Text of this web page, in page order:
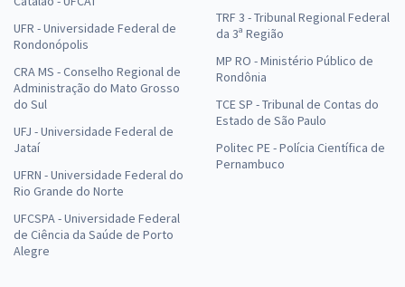
UFR - Universidade Federal de
Rondonópolis
CRA MS - Conselho Regional de
Administração do Mato Grosso
do Sul
UFJ - Universidade Federal de
Jataí
UFRN - Universidade Federal do
Rio Grande do Norte
UFCSPA - Universidade Federal
de Ciência da Saúde de Porto
Alegre
TRF 3 - Tribunal Regional Federal
da 3ª Região
MP RO - Ministério Público de
Rondônia
TCE SP - Tribunal de Contas do
Estado de São Paulo
Politec PE - Polícia Científica de
Pernambuco